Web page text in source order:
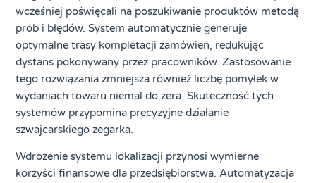
wcześniej poświęcali na poszukiwanie produktów metodą
prób i błędów. System automatycznie generuje
optymalne trasy kompletacji zamówień, redukując
dystans pokonywany przez pracowników. Zastosowanie
tego rozwiązania zmniejsza również liczbę pomyłek w
wydaniach towaru niemal do zera. Skuteczność tych
systemów przypomina precyzyjne działanie
szwajcarskiego zegarka.
Wdrożenie systemu lokalizacji przynosi wymierne
korzyści finansowe dla przedsiębiorstwa. Automatyzacja